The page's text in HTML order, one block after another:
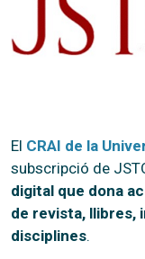
El CRAI de la
subscripció de
digital que dona
de revista, llibres,
disciplines.